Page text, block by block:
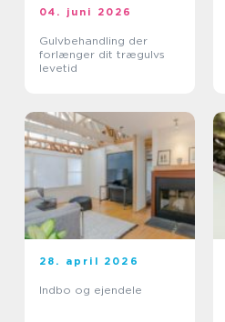
04. juni 2026
Gulvbehandling der
forlænger dit trægulvs
levetid
28. april 2026
Indbo og ejendele